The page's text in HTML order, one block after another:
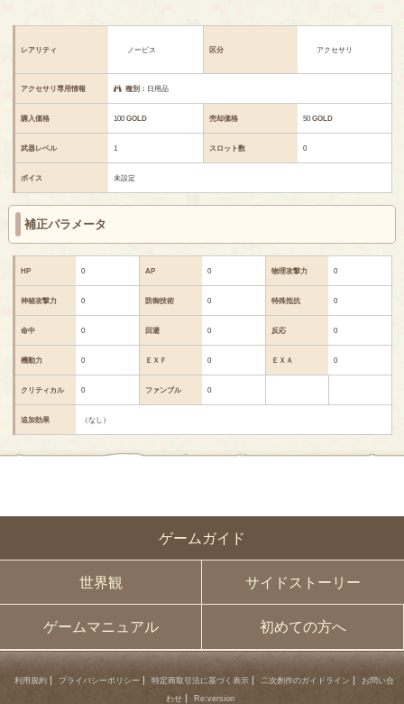
ゲームガイド
世界観 サイドストーリー
ゲームマニュアル 初めての方へ
レアリティ ノービス 区分 アクセサリ
アクセサリ専用情報 種別： 日用品
購入価格 100GOLD 売却価格 50GOLD
武器レベル 1 スロット数 0
ボイス 未設定
補正パラメータ
HP 0 AP 0 物理攻撃力 0
神秘攻撃力 0 防御技術 0 特殊抵抗 0
命中 0 回避 0 反応 0
機動力 0 ＥＸＦ 0 ＥＸＡ 0
クリティカル 0 ファンブル 0
追加効果 （なし）
利用規約 プライバシーポリシー 特定商取引法に基づく表示 二次創作のガイドライン
お問い合
わせ
Re:version